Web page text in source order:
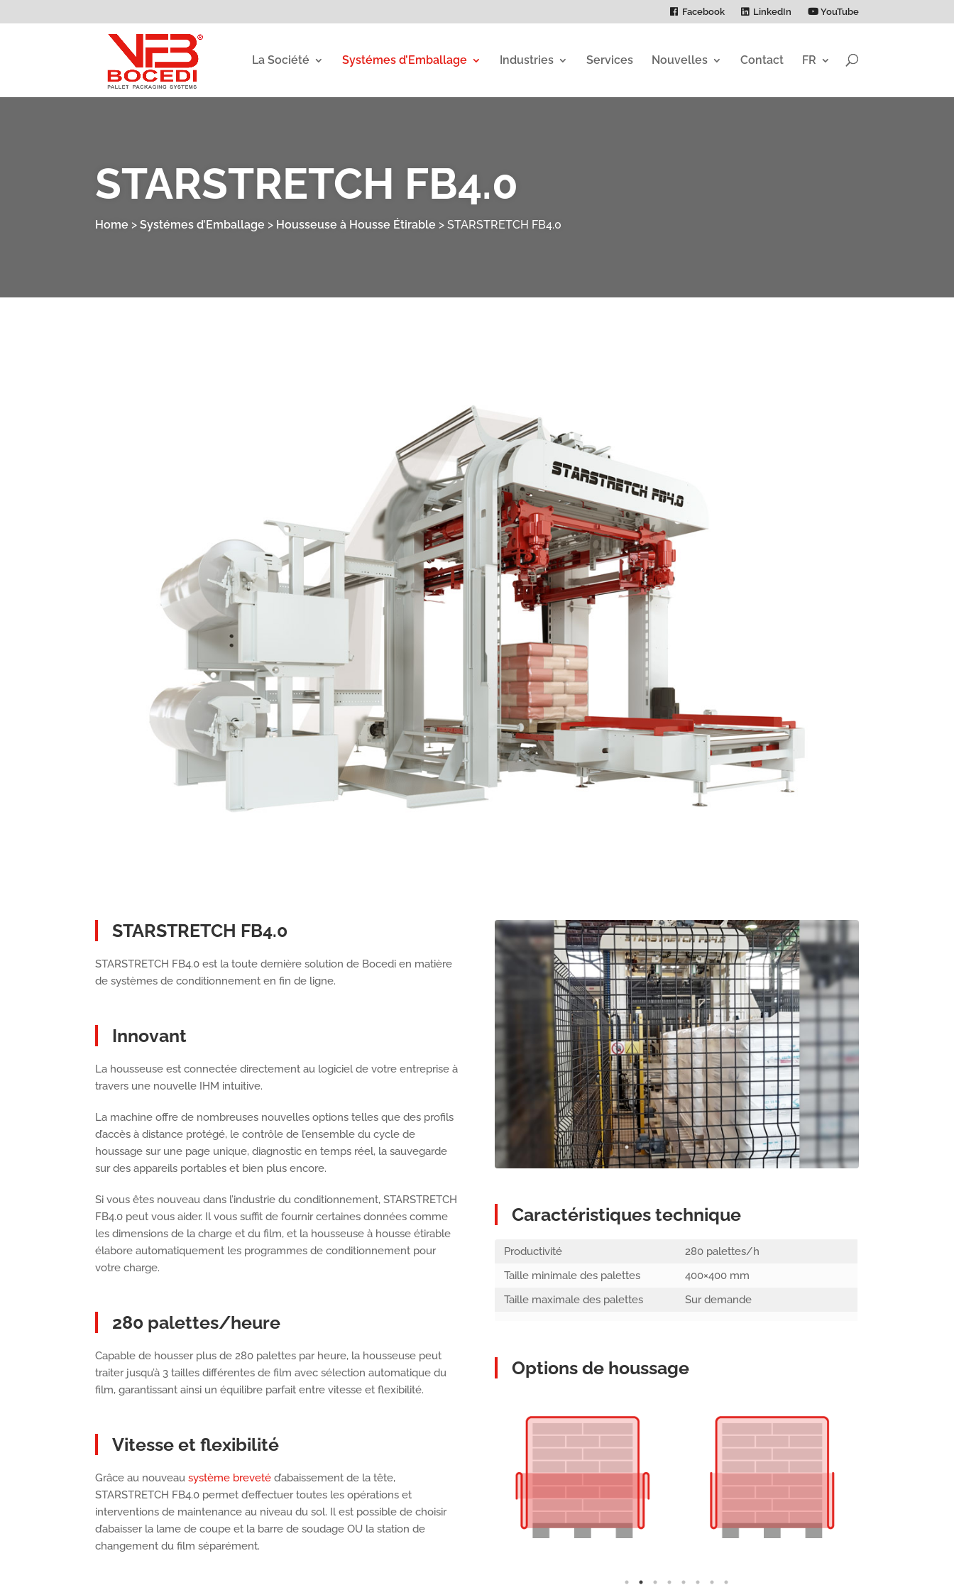
Facebook LinkedIn YouTube
La Société Systémes d’Emballage Industries Services Nouvelles Contact FR
STARSTRETCH FB4.0
Home >Systémes d’Emballage > Housseuse à Housse Étirable >STARSTRETCH FB4.0
STARSTRETCH FB4.0
STARSTRETCH FB4.0 est la toute dernière solution de Bocedi en matière
de systèmes de conditionnement en fin de ligne.
Innovant
La housseuse est connectée directement au logiciel de votre entreprise à
travers une nouvelle IHM intuitive.
La machine offre de nombreuses nouvelles options telles que des profils
d’accès à distance protégé, le contrôle de l’ensemble du cycle de
houssage sur une page unique, diagnostic en temps réel, la sauvegarde
sur des appareils portables et bien plus encore.
Si vous êtes nouveau dans l’industrie du conditionnement, STARSTRETCH
FB4.0 peut vous aider. Il vous suffit de fournir certaines données comme
les dimensions de la charge et du film, et la housseuse à housse étirable
élabore automatiquement les programmes de conditionnement pour
votre charge.
280 palettes/heure
Capable de housser plus de 280 palettes par heure, la housseuse peut
traiter jusqu’à 3 tailles différentes de film avec sélection automatique du
film, garantissant ainsi un équilibre parfait entre vitesse et flexibilité.
Vitesse et flexibilité
Grâce au nouveausystème breveté d’abaissement de la tête,
STARSTRETCH FB4.0 permet d’effectuer toutes les opérations et
interventions de maintenance au niveau du sol. Il est possible de choisir
d’abaisser la lame de coupe et la barre de soudage OU la station de
changement du film séparément.
Caractéristiques technique
Productivité
280 palettes/h
Taille minimale des palettes
400×400 mm
Taille maximale des palettes
Sur demande
Options de houssage